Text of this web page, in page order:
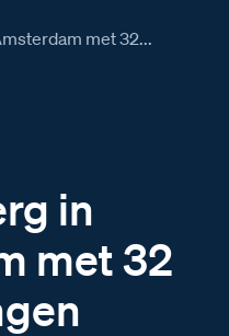
met 32...
in
met 32